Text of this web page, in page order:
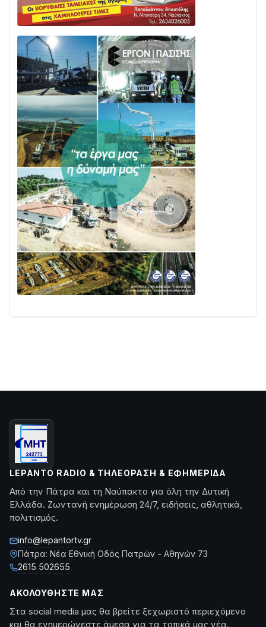
LEPANTO RADIO & ΤΗΛΕΌΡΑΣΗ & ΕΦΗΜΕΡΊΔΑ
Από την Πάτρα και τη Ναύπακτο για όλη την Δυτική
Ελλάδα. Ζωντανή ενημέρωση 24/7, ειδήσεις, αθλητικά,
πολιτισμός.
info@lepantortv.gr
Πάτρα: Νέα Εθνική Οδός Πατρών - Αθηνών 73
2615 502655
ΑΚΟΛΟΥΘΉΣΤΕ ΜΑΣ
Στα social media μας θα βρείτε ξεχωριστό περιεχόμενο
και θα ενημερώνεστε άμεσα για τα τοπικά μας νέα.